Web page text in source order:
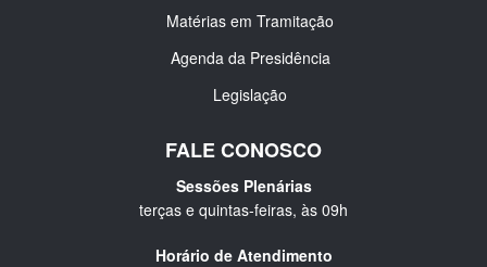
Matérias em Tramitação
Agenda da Presidência
Legislação
FALE CONOSCO
Sessões Plenárias
terças e quintas-feiras, às 09h
Horário de Atendimento